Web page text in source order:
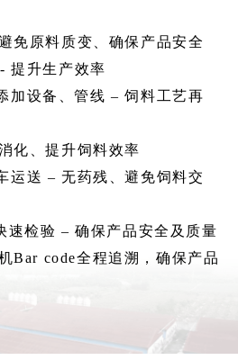
免原料质变、确保产品安全
-提升生产效率
加设备、管线–饲料工艺再
化、提升饲料效率
运送 –无药残、避免饲料交
速检验–确保产品安全及质量
Bar code全程追溯，确保产品